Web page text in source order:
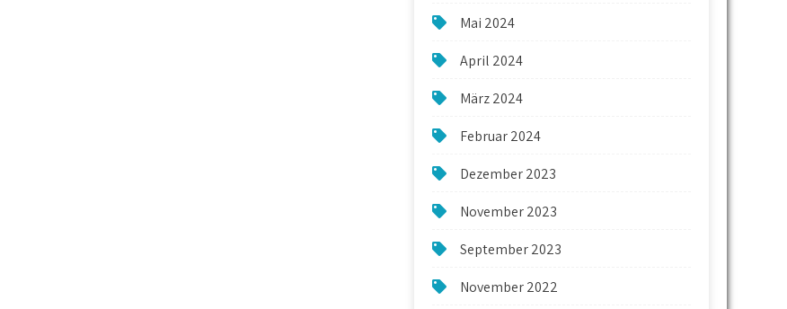
Mai 2024
April 2024
März 2024
Februar 2024
Dezember 2023
November 2023
September 2023
November 2022